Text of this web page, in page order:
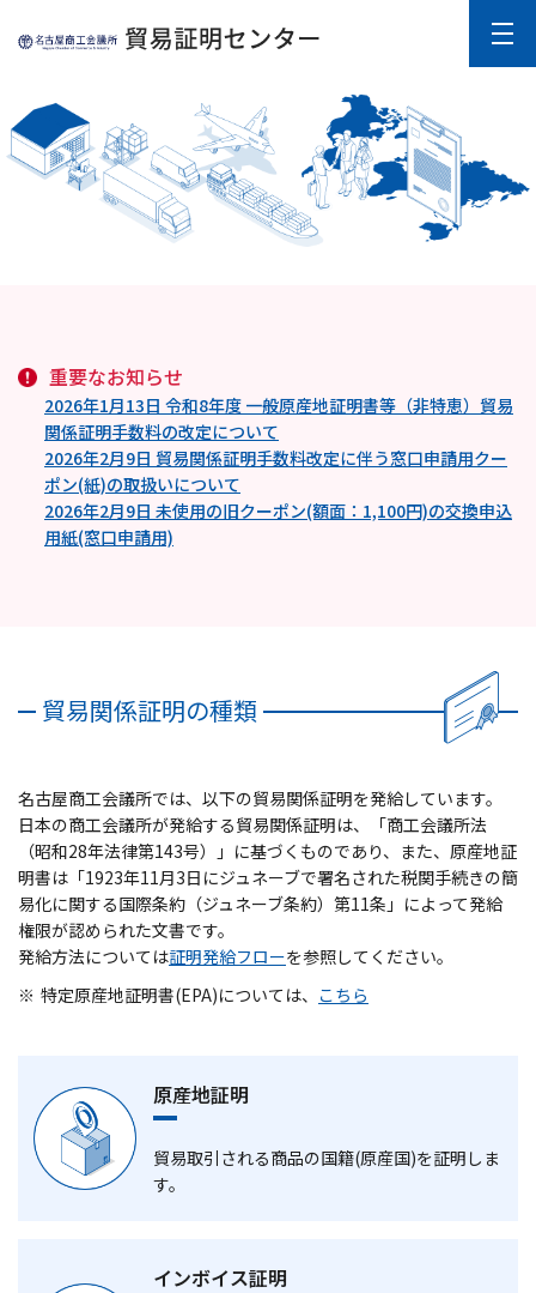
重要なお知らせ
2026年1月13日 令和8年度 一般原産地証明書等（非特恵）貿易
関係証明手数料の改定について
2026年2月9日 貿易関係証明手数料改定に伴う窓口申請用クー
ポン(紙)の取扱いについて
2026年2月9日 未使用の旧クーポン(額面：1,100円)の交換申込
用紙(窓口申請用)
貿易関係証明の種類
名古屋商工会議所では、以下の貿易関係証明を発給しています。
日本の商工会議所が発給する貿易関係証明は、「商工会議所法
（昭和28年法律第143号）」に基づくものであり、また、原産地証
明書は「1923年11月3日にジュネーブで署名された税関手続きの簡
易化に関する国際条約（ジュネーブ条約）第11条」によって発給
権限が認められた文書です。
発給方法については証明発給フローを参照してください。
※ 特定原産地証明書(EPA)については、 こちら
原産地証明
貿易取引される商品の国籍(原産国)を証明しま
す。
インボイス証明